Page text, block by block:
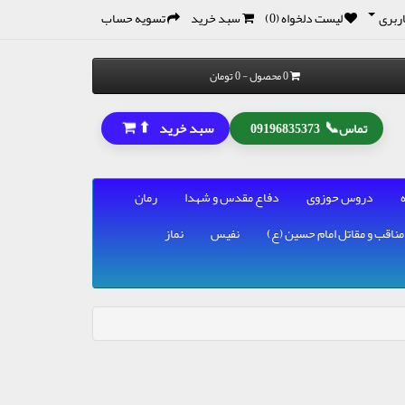
لیست دلخواه (0) سبد خرید تسویه حساب
0 محصول - 0 تومان
تماس📞
09196835373 سبد خرید ⬆
دروس حوزوی دفاع مقدس و شهدا
رمان
مناقب و مقاتل امام حسین (ع) نفیس
نماز